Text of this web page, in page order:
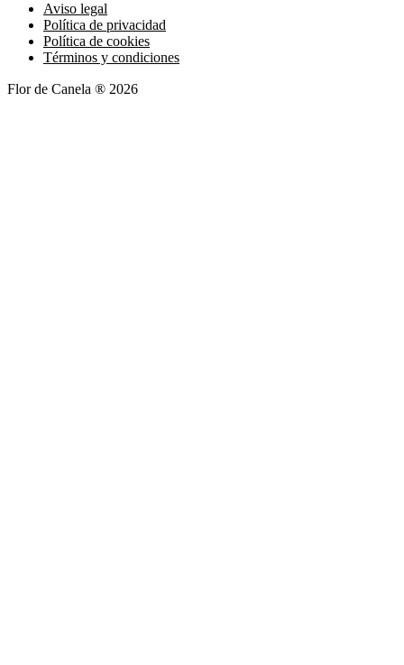
Aviso legal
Política de privacidad
Política de cookies
Términos y condiciones
Flor de Canela ® 2026